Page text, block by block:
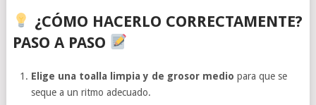
¿CÓMO HACERLO CORRECTAMENTE?
PASO A PASO
Elige una toalla limpia y de grosor medio para que se
seque a un ritmo adecuado.